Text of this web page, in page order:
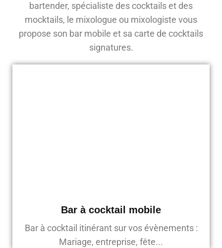
bartender, spécialiste des cocktails et des
mocktails, le mixologue ou mixologiste vous
propose son bar mobile et sa carte de cocktails
signatures.
Bar à cocktail mobile
Bar à cocktail itinérant sur vos évènements :
Mariage, entreprise, fête...